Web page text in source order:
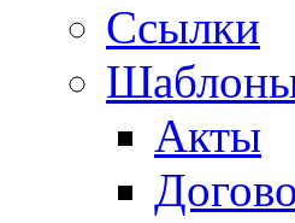
Ссылки
Акты